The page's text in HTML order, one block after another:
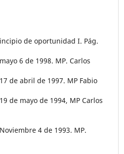
de oportunidad I. Pág.
6 de 1998. MP. Carlos
de abril de 1997. MP Fabio
de mayo de 1994, MP Carlos
4 de 1993. MP.